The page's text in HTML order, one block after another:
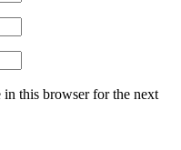
in this browser for the next